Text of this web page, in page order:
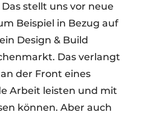
stellt uns vor neue
Beispiel in Bezug auf
Design & Build
Das verlangt
der Front eines
Arbeit leisten und mit
können. Aber auch